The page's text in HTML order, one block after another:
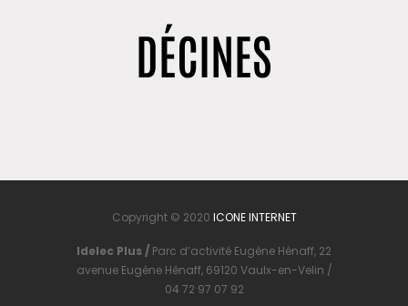
DÉCINES
Copyright © 2020 ICONE INTERNET
Idelec Plus / Parc d’activité Eugène Hénaff, 22
avenue Eugène Hénaff, 69120 Vaulx-en-Velin /
04 72 97 07 92